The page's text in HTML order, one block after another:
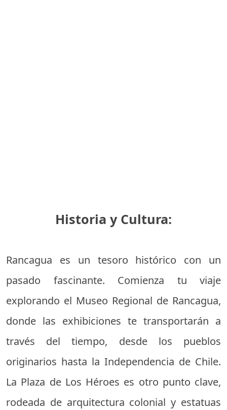
Historia y Cultura:
Rancagua es un tesoro histórico con un
pasado fascinante. Comienza tu viaje
explorando el Museo Regional de Rancagua,
donde las exhibiciones te transportarán a
través del tiempo, desde los pueblos
originarios hasta la Independencia de Chile.
La Plaza de Los Héroes es otro punto clave,
rodeada de arquitectura colonial y estatuas